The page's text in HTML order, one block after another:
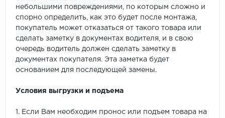
небольшими повреждениями, по которым сложно и
спорно определить, как это будет после монтажа,
покупатель может отказаться от такого товара или
сделать заметку в документах водителя, и в свою
очередь водитель должен сделать заметку в
документах покупателя. Эта заметка будет
основанием для последующей замены.
Условия выгрузки и подъема
1. Если Вам необходим пронос или подъем товара на